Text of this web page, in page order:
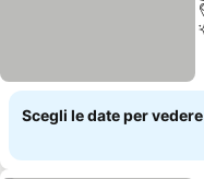
Scegli le date per